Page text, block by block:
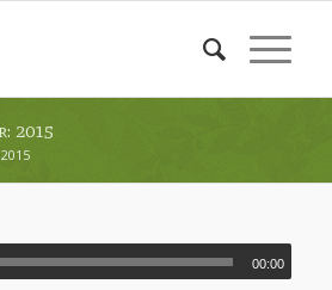
2015
2015
00:00